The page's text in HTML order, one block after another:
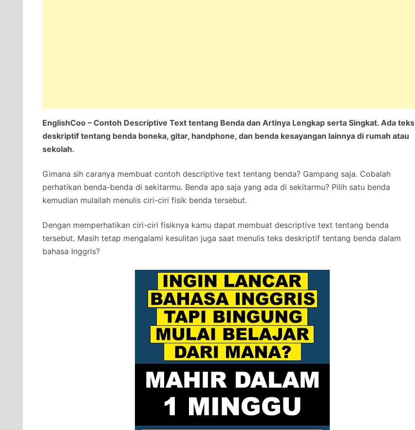
EnglishCoo – Contoh Descriptive Text tentang Benda dan Artinya Lengkap serta Singkat. Ada teks
deskriptif tentang benda boneka, gitar, handphone, dan benda kesayangan lainnya di rumah atau
sekolah.
Gimana sih caranya membuat contoh descriptive text tentang benda? Gampang saja. Cobalah
perhatikan benda-benda di sekitarmu. Benda apa saja yang ada di sekitarmu? Pilih satu benda
kemudian mulailah menulis ciri-ciri fisik benda tersebut.
Dengan memperhatikan ciri-ciri fisiknya kamu dapat membuat descriptive text tentang benda
tersebut. Masih tetap mengalami kesulitan juga saat menulis teks deskriptif tentang benda dalam
bahasa Inggris?